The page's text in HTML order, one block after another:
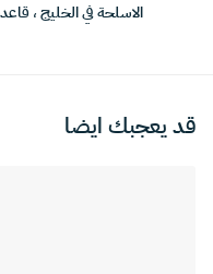
الاسلحة في الخليج،
قد يعجبك ايضا